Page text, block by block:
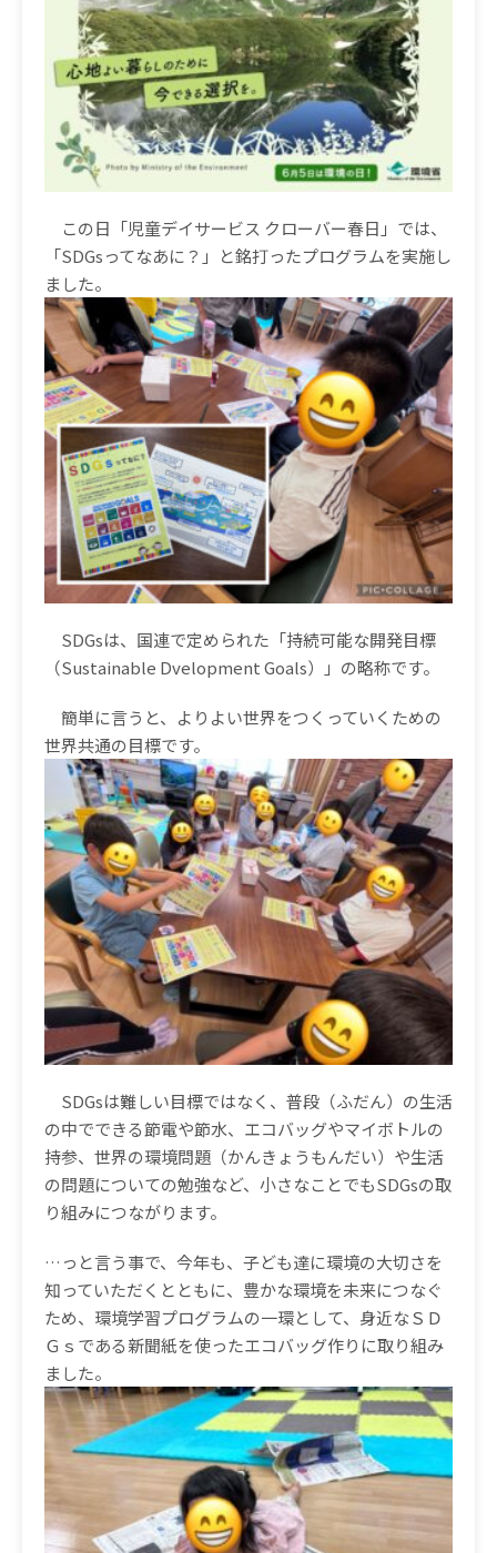
この日「児童デイサービス クローバー春日」では、
「SDGsってなあに？」と銘打ったプログラムを実施し
ました。
SDGsは、国連で定められた「持続可能な開発目標
（Sustainable Dvelopment Goals）」の略称です。
簡単に言うと、よりよい世界をつくっていくための
世界共通の目標です。
SDGsは難しい目標ではなく、普段（ふだん）の生活
の中でできる節電や節水、エコバッグやマイボトルの
持参、世界の環境問題（かんきょうもんだい）や生活
の問題についての勉強など、小さなことでもSDGsの取
り組みにつながります。
…っと言う事で、今年も、子ども達に環境の大切さを
知っていただくとともに、豊かな環境を未来につなぐ
ため、環境学習プログラムの一環として、身近なＳＤ
Ｇｓである新聞紙を使ったエコバッグ作りに取り組み
ました。